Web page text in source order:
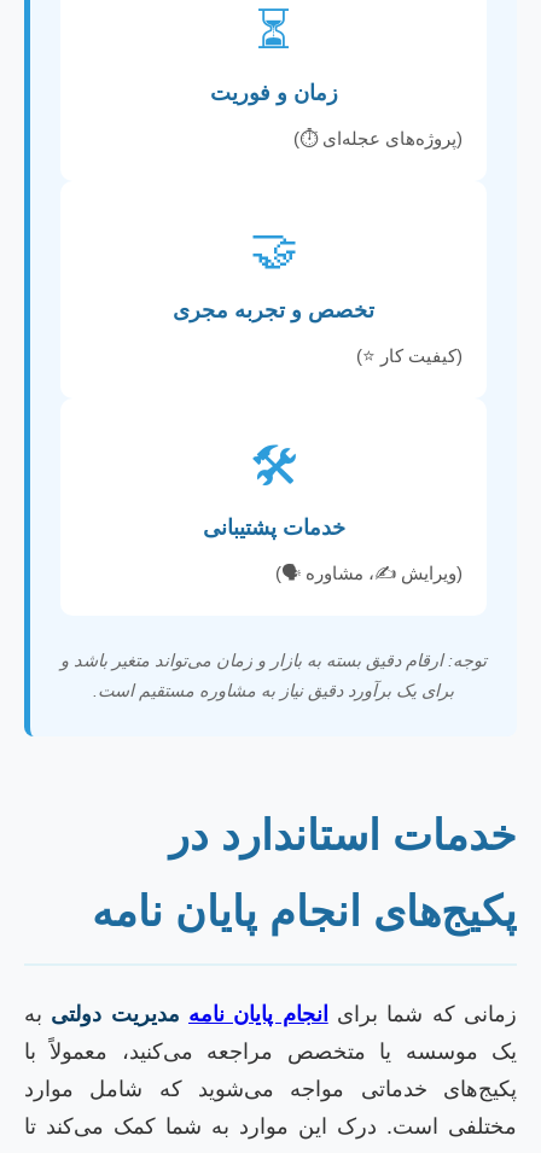
⏳
زمان و فوریت
(پروژه‌های عجله‌ای ⏱️)
🤝
تخصص و تجربه مجری
(کیفیت کار ⭐️)
🛠️
خدمات پشتیبانی
(ویرایش ✍️، مشاوره 🗣️)
توجه: ارقام دقیق بسته به بازار و زمان می‌تواند متغیر باشد و
برای یک برآورد دقیق نیاز به مشاوره مستقیم است.
استاندارد در
انجام پایان نامه
که شما برای انجام پایان نامهمدیریت دولتیبه
موسسه یا متخصص مراجعه می‌کنید، معمولاً با
خدماتی مواجه می‌شوید که شامل موارد
است. درک این موارد به شما کمک می‌کند تا